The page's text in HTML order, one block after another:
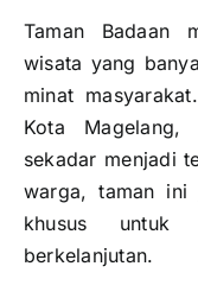
Taman Badaan
wisata yang
minat
Kota Magelang,
sekadar menjadi
warga, taman ini
khusus
berkelanjutan.